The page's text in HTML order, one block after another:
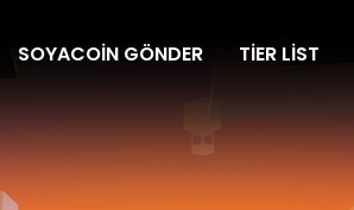
SOYACOIN GÖNDER TIER LIST